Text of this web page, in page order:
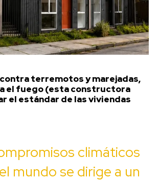
terremotos y marejadas,
el fuego (esta constructora
el estándar de las viviendas
climáticos
mundo se dirige a un